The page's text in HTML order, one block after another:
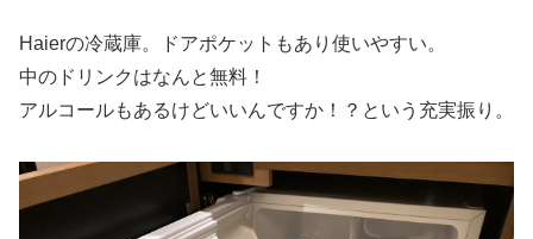
Haierの冷蔵庫。ドアポケットもあり使いやすい。
中のドリンクはなんと無料！
アルコールもあるけどいいんですか！？という充実振り。